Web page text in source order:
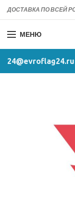
ДОСТАВКА ПО ВСЕЙ
МЕНЮ
24@evroflag24.ru